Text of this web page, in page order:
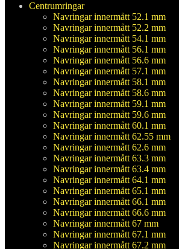
Centrumringar
Navringar innermått 52.1 mm
Navringar innermått 52.2 mm
Navringar innermått 54.1 mm
Navringar innermått 56.1 mm
Navringar innermått 56.6 mm
Navringar innermått 57.1 mm
Navringar innermått 58.1 mm
Navringar innermått 58.6 mm
Navringar innermått 59.1 mm
Navringar innermått 59.6 mm
Navringar innermått 60.1 mm
Navringar innermått 62.55 mm
Navringar innermått 62.6 mm
Navringar innermått 63.3 mm
Navringar innermått 63.4 mm
Navringar innermått 64.1 mm
Navringar innermått 65.1 mm
Navringar innermått 66.1 mm
Navringar innermått 66.6 mm
Navringar innermått 67 mm
Navringar innermått 67.1 mm
Navringar innermått 67.2 mm